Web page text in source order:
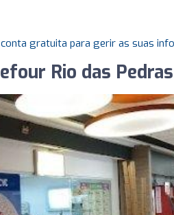
gratuita para gerir as suas
Rio das Pedras